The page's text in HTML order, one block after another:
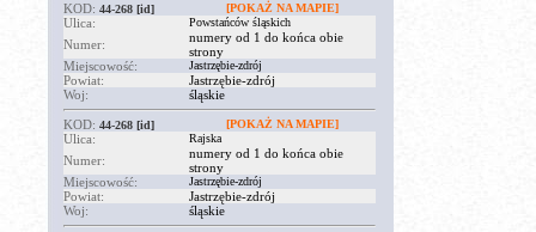
KOD: 44-268 [id] [POKAŻ NA MAPIE]
Ulica: Powstańców śląskich
Numer:
numery od 1 do końca obie
strony
Miejscowość:
Jastrzębie-zdrój
Powiat:
Jastrzębie-zdrój
Woj:
śląskie
KOD: 44-268 [id] [POKAŻ NA MAPIE]
Ulica: Rajska
Numer:
numery od 1 do końca obie
strony
Miejscowość:
Jastrzębie-zdrój
Powiat:
Jastrzębie-zdrój
Woj:
śląskie